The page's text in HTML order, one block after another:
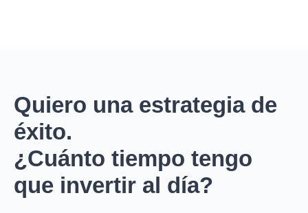
Quiero una estrategia de
éxito.
¿Cuánto tiempo tengo
que invertir al día?